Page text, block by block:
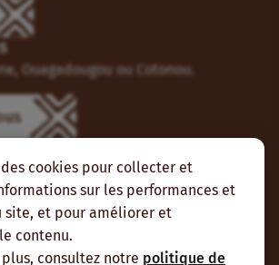
cookies pour collecter et
sur les performances et
et pour améliorer et
contenu.
consultez notre politique de
Ouagadougou ou Cotonou.
vous abonner à nos flux RSS et nous
sociaux.